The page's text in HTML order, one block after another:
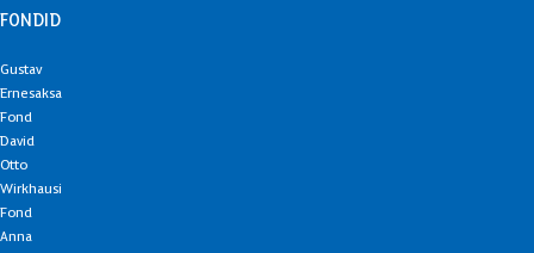
FONDID
Gustav
Ernesaksa
Fond
David
Otto
Wirkhausi
Fond
Anna